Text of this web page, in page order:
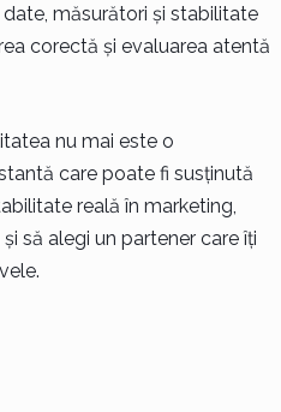
măsurători și stabilitate
corectă și evaluarea atentă
nu mai este o
care poate fi susținută
reală în marketing,
să alegi un partener care îți